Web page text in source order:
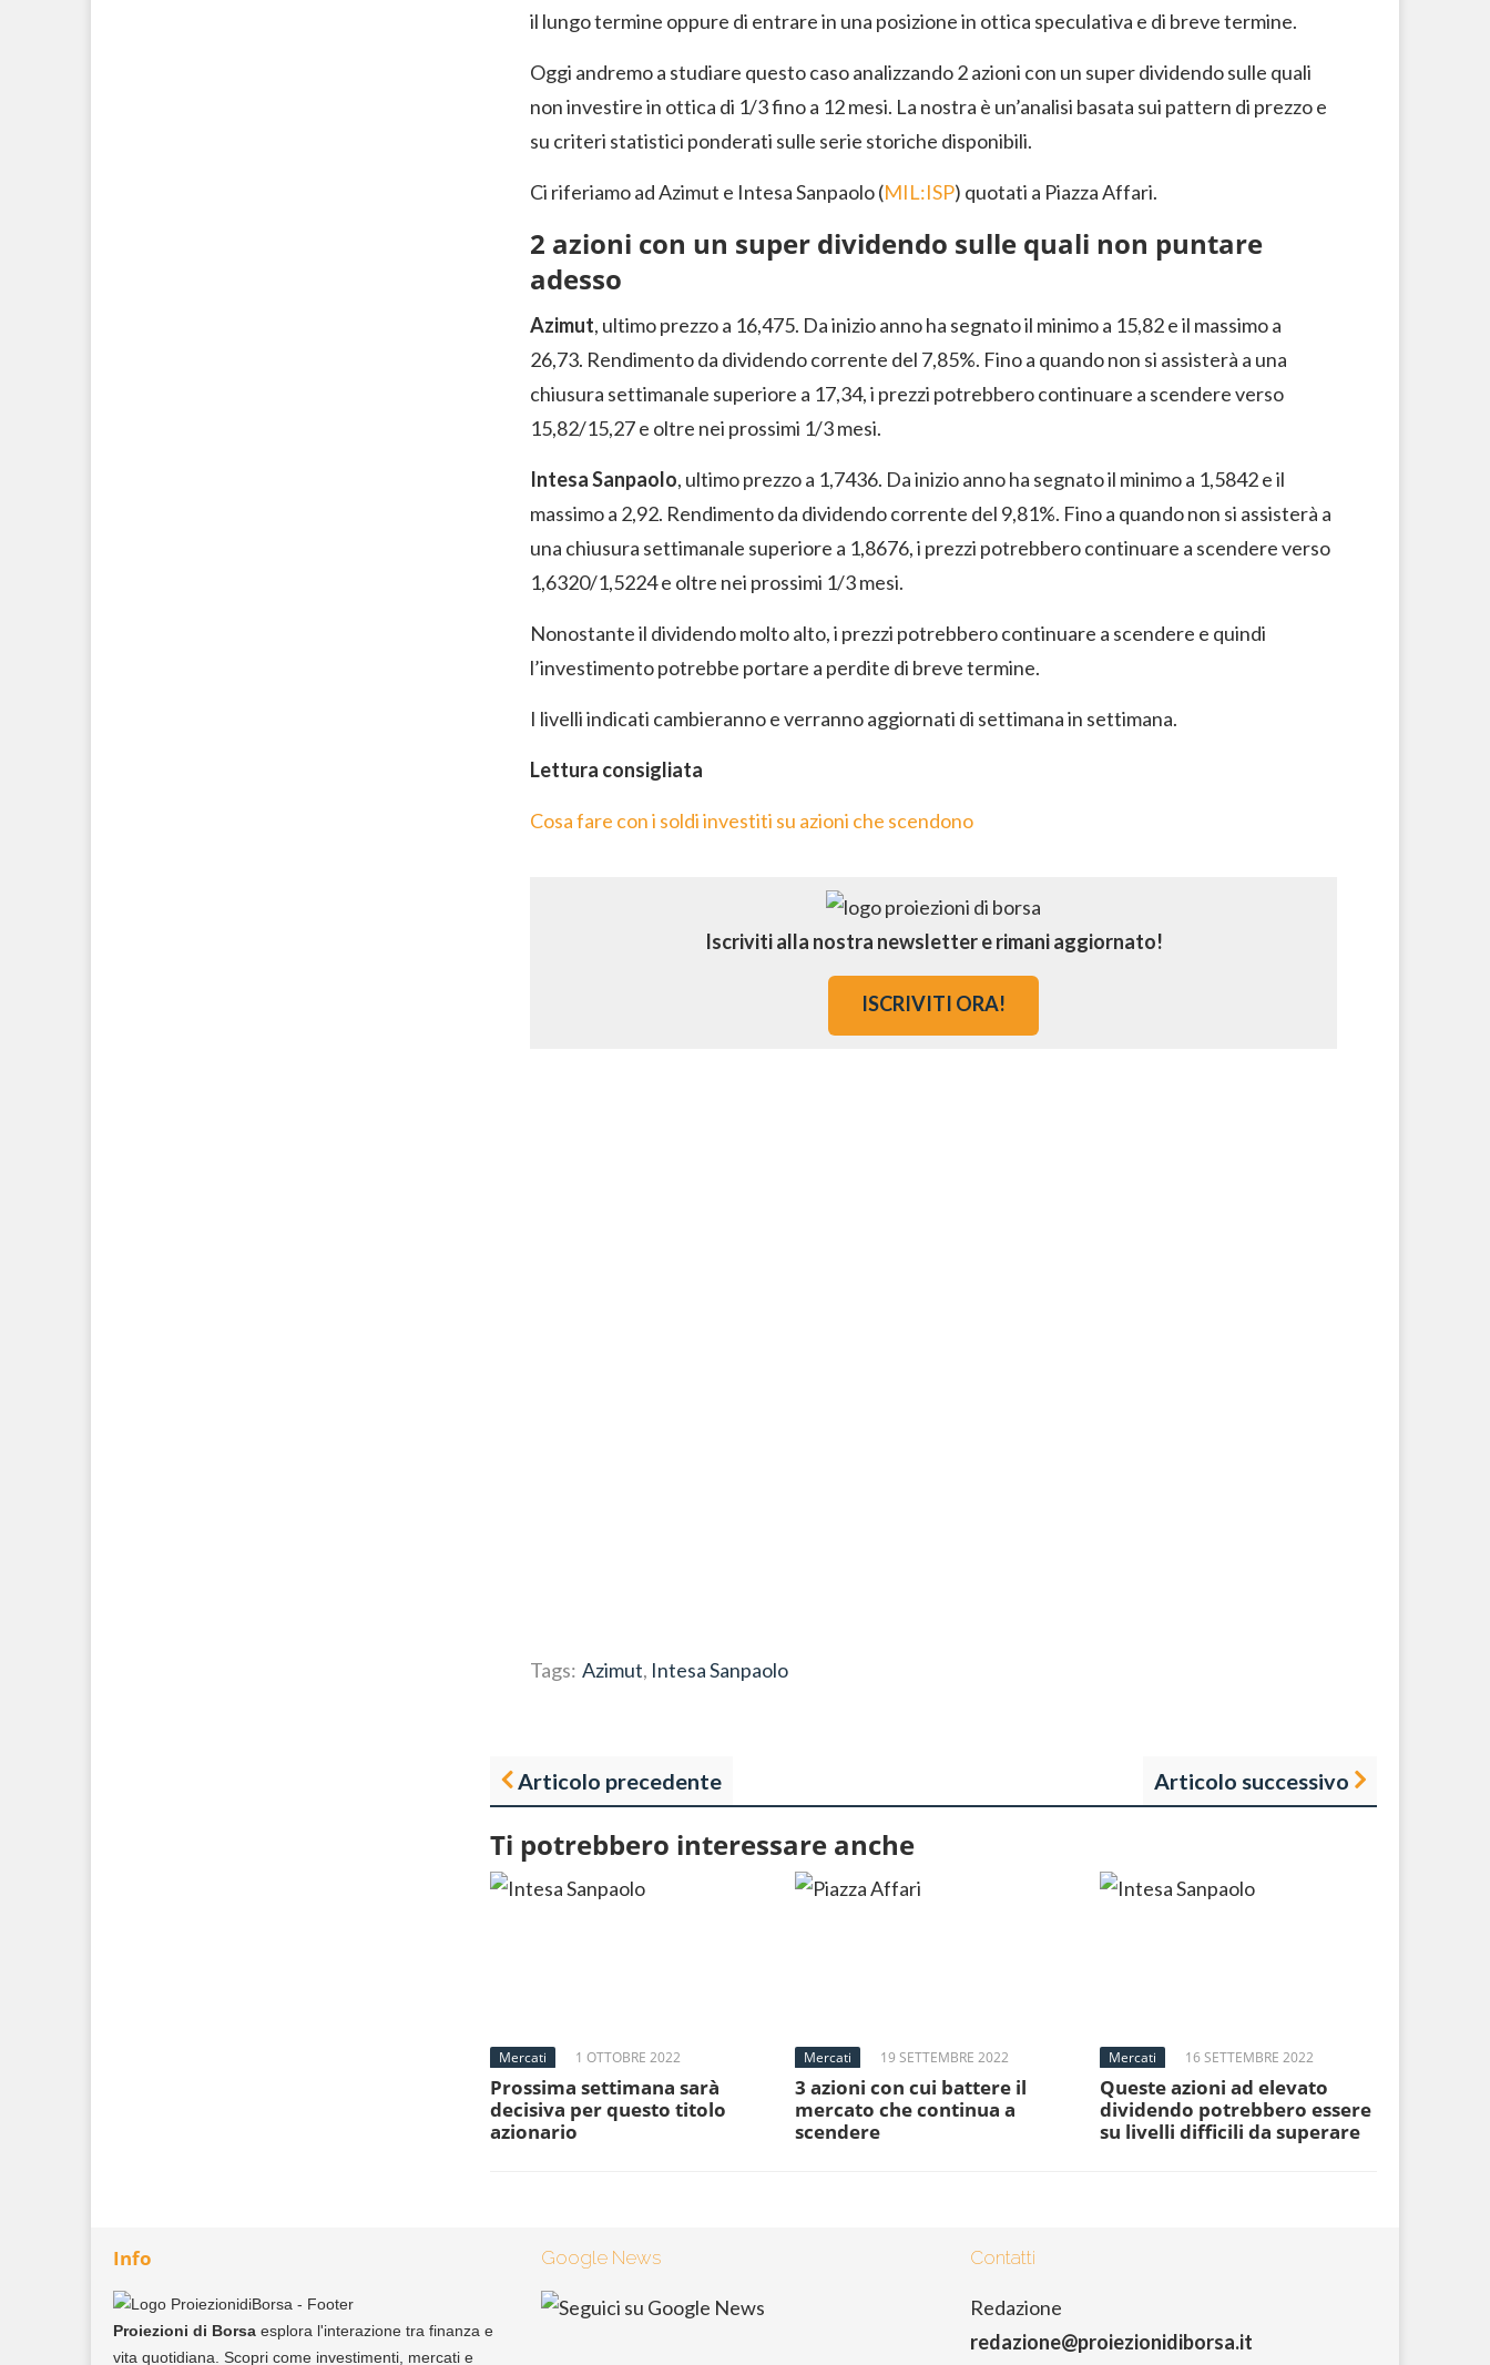
il lungo termine oppure di entrare in una posizione in ottica speculativa e di breve termine.
Oggi andremo a studiare questo caso analizzando 2 azioni con un super dividendo sulle quali
non investire in ottica di 1/3 fino a 12 mesi. La nostra è un’analisi basata sui pattern di prezzo e
su criteri statistici ponderati sulle serie storiche disponibili.
Ci riferiamo ad Azimut e Intesa Sanpaolo (MIL:ISP) quotati a Piazza Affari.
2 azioni con un super dividendo sulle quali non puntare
adesso
Azimut, ultimo prezzo a 16,475. Da inizio anno ha segnato il minimo a 15,82 e il massimo a
26,73. Rendimento da dividendo corrente del 7,85%. Fino a quando non si assisterà a una
chiusura settimanale superiore a 17,34, i prezzi potrebbero continuare a scendere verso
15,82/15,27 e oltre nei prossimi 1/3 mesi.
Intesa Sanpaolo, ultimo prezzo a 1,7436. Da inizio anno ha segnato il minimo a 1,5842 e il
massimo a 2,92. Rendimento da dividendo corrente del 9,81%. Fino a quando non si assisterà a
una chiusura settimanale superiore a 1,8676, i prezzi potrebbero continuare a scendere verso
1,6320/1,5224 e oltre nei prossimi 1/3 mesi.
Nonostante il dividendo molto alto, i prezzi potrebbero continuare a scendere e quindi
l’investimento potrebbe portare a perdite di breve termine.
I livelli indicati cambieranno e verranno aggiornati di settimana in settimana.
Lettura consigliata
Cosa fare con i soldi investiti su azioni che scendono
Iscriviti alla nostra newsletter e rimani aggiornato!
ISCRIVITI ORA!
Tags: Azimut, Intesa Sanpaolo
Articolo precedente Articolo successivo
Ti potrebbero interessare anche
Mercati 1 OTTOBRE 2022
Prossima settimana sarà
decisiva per questo titolo
azionario
Mercati 19 SETTEMBRE 2022
3 azioni con cui battere il
mercato che continua a
scendere
Mercati 16 SETTEMBRE 2022
Queste azioni ad elevato
dividendo potrebbero essere
su livelli difficili da superare
Info
Proiezioni di Borsa esplora l'interazione tra finanza e
vita quotidiana. Scopri come investimenti, mercati e
Google News Contatti
Redazione
redazione@proiezionidiborsa.it